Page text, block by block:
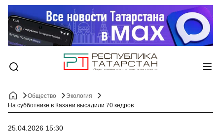
Общество
Экология
На субботнике в Казани высадили 70 кедров
25.04.2026 15:30